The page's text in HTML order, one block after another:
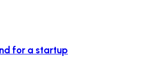
for a startup